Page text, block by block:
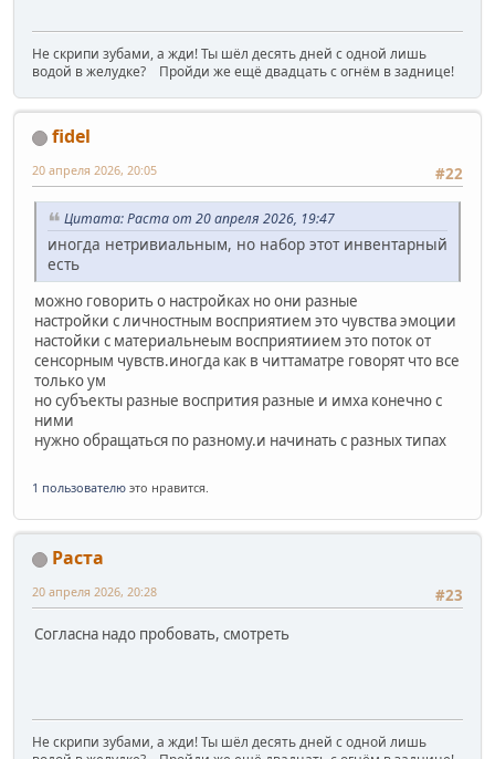
Не скрипи зубами, а жди! Ты шёл десять дней с одной лишь
водой в желудке? Пройди же ещё двадцать с огнём в заднице!
fidel
#22
20 апреля 2026, 20:05
Цитата: Раста от 20 апреля 2026, 19:47
иногда нетривиальным, но набор этот инвентарный
есть
можно говорить о настройках но они разные
настройки с личностным восприятием это чувства эмоции
настойки с материальнеым восприятиием это поток от
сенсорным чувств.иногда как в читтаматре говорят что все
только ум
но субъекты разные воспрития разные и имха конечно с
ними
нужно обращаться по разному.и начинать с разных типах
1 пользователю это нравится.
Раста
#23
20 апреля 2026, 20:28
Согласна надо пробовать, смотреть
Не скрипи зубами, а жди! Ты шёл десять дней с одной лишь